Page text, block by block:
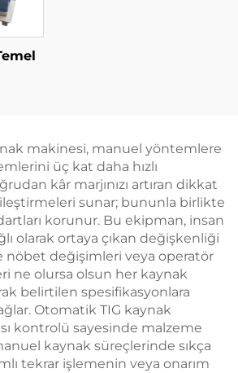
makinesi, manuel yöntemlere
üç kat daha hızlı
kâr marjınızı artıran dikkat
sunar; bununla birlikte
korunur. Bu ekipman, insan
olarak ortaya çıkan değişkenliği
nöbet değişimleri veya operatör
ne olursa olsun her kaynak
belirtilen spesifikasyonlara
Otomatik TIG kaynak
kontrolü sayesinde malzeme
kaynak süreçlerinde sıkça
tekrar işlemenin veya onarım